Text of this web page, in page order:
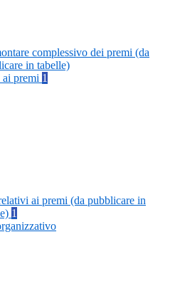
complessivo dei premi (da
in tabelle)
premi 1
ai premi (da pubblicare in
1